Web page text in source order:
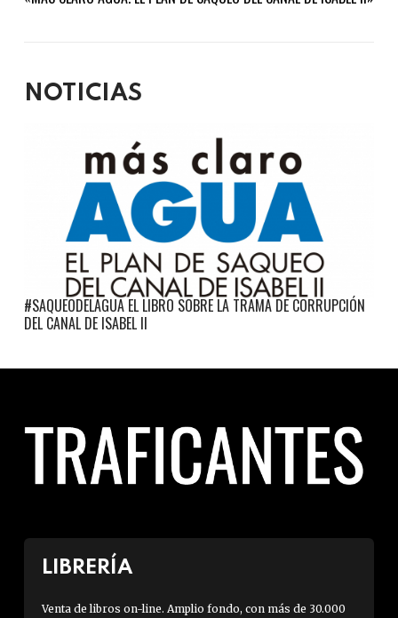
NOTICIAS
#SAQUEODELAGUA EL LIBRO SOBRE LA TRAMA DE CORRUPCIÓN
DEL CANAL DE ISABEL II
LIBRERÍA
Venta de libros on-line. Amplio fondo, con más de 30.000